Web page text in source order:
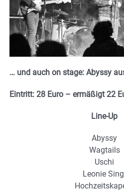
… und auch on stage: Abyssy
Eintritt: 28 Euro – ermäßigt 22
Line-Up
Abyssy
Wagtails
Uschi
Leonie